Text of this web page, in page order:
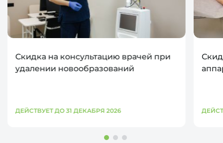
Скидка на консультацию врачей при
удалении новообразований
ДЕЙСТВУЕТ ДО 31 ДЕКАБРЯ 2026